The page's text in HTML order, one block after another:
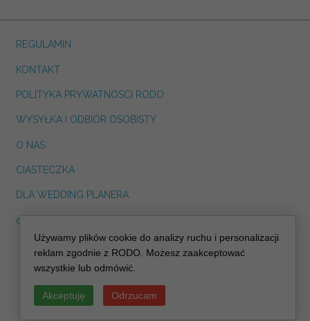
REGULAMIN
KONTAKT
POLITYKA PRYWATNOSCI RODO
WYSYŁKA I ODBIÓR OSOBISTY
O NAS
CIASTECZKA
DLA WEDDING PLANERA
dreskot.com
info@decoris.pl
Używamy plików cookie do analizy ruchu i personalizacji
reklam zgodnie z RODO. Możesz zaakceptować
wszystkie lub odmówić.
Akceptuję Odrzucam